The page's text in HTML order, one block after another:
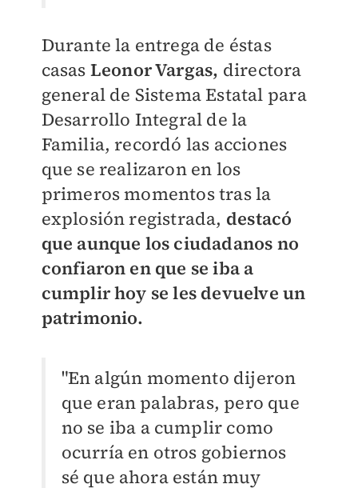
Durante la entrega de éstas
casas Leonor Vargas, directora
general de Sistema Estatal para
Desarrollo Integral de la
Familia, recordó las acciones
que se realizaron en los
primeros momentos tras la
explosión registrada, destacó
que aunque los ciudadanos no
confiaron en que se iba a
cumplir hoy se les devuelve un
patrimonio.
"En algún momento dijeron
que eran palabras, pero que
no se iba a cumplir como
ocurría en otros gobiernos
sé que ahora están muy